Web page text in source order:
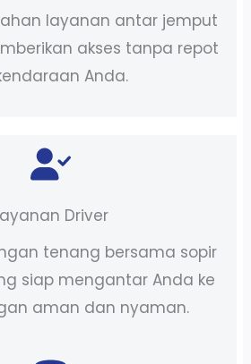
layanan antar jemput
akses tanpa repot
Anda.
Driver
tenang bersama sopir
siap mengantar Anda ke
aman dan nyaman.